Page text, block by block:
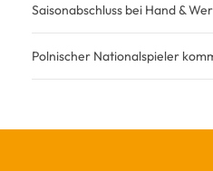
Saisonabschluss bei Hand &
Polnischer Nationalspieler